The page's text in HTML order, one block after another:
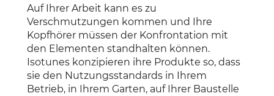
Auf Ihrer Arbeit kann es zu
Verschmutzungen kommen und Ihre
Kopfhörer müssen der Konfrontation mit
den Elementen standhalten können.
Isotunes konzipieren ihre Produkte so, dass
sie den Nutzungsstandards in Ihrem
Betrieb, in Ihrem Garten, auf Ihrer Baustelle